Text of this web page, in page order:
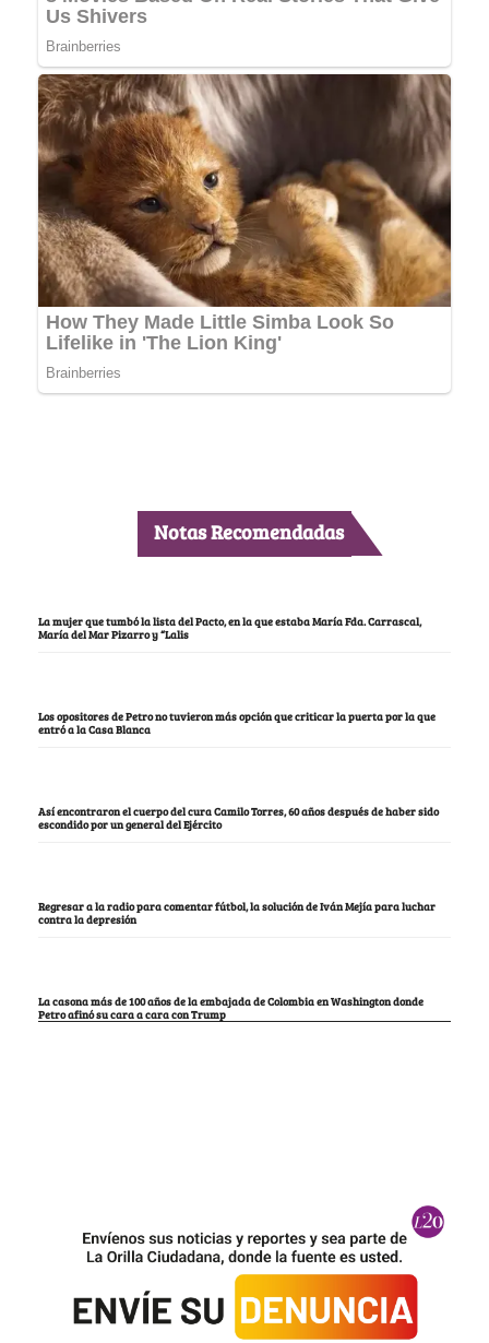
Notas Recomendadas
La mujer que tumbó la lista del Pacto, en la que estaba María Fda. Carrascal,
María del Mar Pizarro y “Lalis
Los opositores de Petro no tuvieron más opción que criticar la puerta por la que
entró a la Casa Blanca
Así encontraron el cuerpo del cura Camilo Torres, 60 años después de haber sido
escondido por un general del Ejército
Regresar a la radio para comentar fútbol, la solución de Iván Mejía para luchar
contra la depresión
La casona más de 100 años de la embajada de Colombia en Washington donde
Petro afinó su cara a cara con Trump